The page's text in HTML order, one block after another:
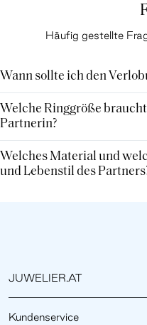
Häufig gestellte
Wann sollte ich den
Welche Ringgröße
Partnerin?
Welches Material und
und Lebenstil des
JUWELIER.AT
Kundenservice